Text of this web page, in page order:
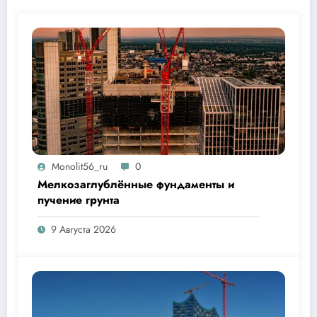
Monolit56_ru 0
Мелкозаглублённые фундаменты и
пучение грунта
9 Августа 2026